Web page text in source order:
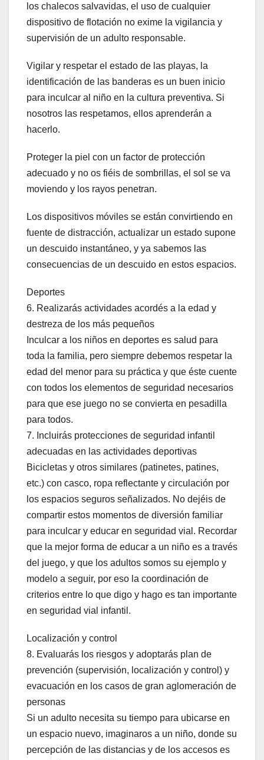
los chalecos salvavidas, el uso de cualquier
dispositivo de flotación no exime la vigilancia y
supervisión de un adulto responsable.
Vigilar y respetar el estado de las playas, la
identificación de las banderas es un buen inicio
para inculcar al niño en la cultura preventiva. Si
nosotros las respetamos, ellos aprenderán a
hacerlo.
Proteger la piel con un factor de protección
adecuado y no os fiéis de sombrillas, el sol se va
moviendo y los rayos penetran.
Los dispositivos móviles se están convirtiendo en
fuente de distracción, actualizar un estado supone
un descuido instantáneo, y ya sabemos las
consecuencias de un descuido en estos espacios.
Deportes
6. Realizarás actividades acordés a la edad y
destreza de los más pequeños
Inculcar a los niños en deportes es salud para
toda la familia, pero siempre debemos respetar la
edad del menor para su práctica y que éste cuente
con todos los elementos de seguridad necesarios
para que ese juego no se convierta en pesadilla
para todos.
7. Incluirás protecciones de seguridad infantil
adecuadas en las actividades deportivas
Bicicletas y otros similares (patinetes, patines,
etc.) con casco, ropa reflectante y circulación por
los espacios seguros señalizados. No dejéis de
compartir estos momentos de diversión familiar
para inculcar y educar en seguridad vial. Recordar
que la mejor forma de educar a un niño es a través
del juego, y que los adultos somos su ejemplo y
modelo a seguir, por eso la coordinación de
criterios entre lo que digo y hago es tan importante
en seguridad vial infantil.
Localización y control
8. Evaluarás los riesgos y adoptarás plan de
prevención (supervisión, localización y control) y
evacuación en los casos de gran aglomeración de
personas
Si un adulto necesita su tiempo para ubicarse en
un espacio nuevo, imaginaros a un niño, donde su
percepción de las distancias y de los accesos es